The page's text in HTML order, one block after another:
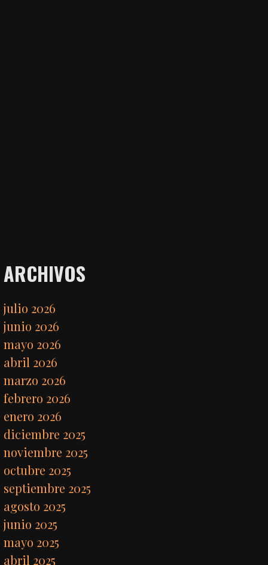
ARCHIVOS
julio 2026
junio 2026
mayo 2026
abril 2026
marzo 2026
febrero 2026
enero 2026
diciembre 2025
noviembre 2025
octubre 2025
septiembre 2025
agosto 2025
junio 2025
mayo 2025
abril 2025